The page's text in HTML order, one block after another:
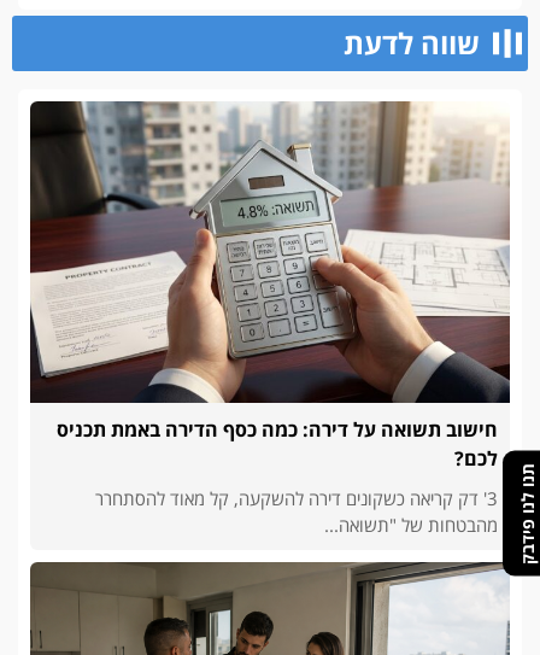
תנו לנו פידבק
שווה לדעת
חישוב תשואה על דירה: כמה כסף הדירה באמת תכניס
לכם?
3' דק קריאה כשקונים דירה להשקעה, קל מאוד להסתחרר
מהבטחות של "תשואה...